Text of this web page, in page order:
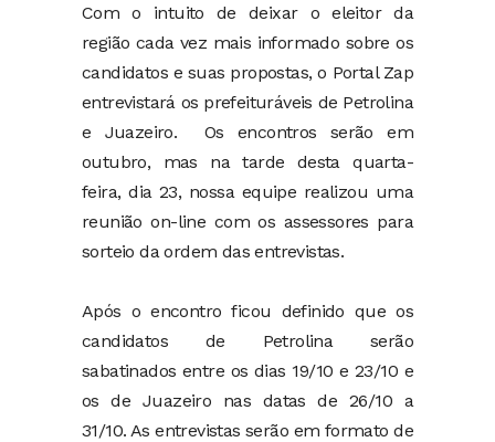
Com o intuito de deixar o eleitor da
região cada vez mais informado sobre os
candidatos e suas propostas, o Portal Zap
entrevistará os prefeituráveis de Petrolina
e Juazeiro. Os encontros serão em
outubro, mas na tarde desta quarta-
feira, dia 23, nossa equipe realizou uma
reunião on-line com os assessores para
sorteio da ordem das entrevistas.
Após o encontro ficou definido que os
candidatos de Petrolina serão
sabatinados entre os dias 19/10 e 23/10 e
os de Juazeiro nas datas de 26/10 a
31/10. As entrevistas serão em formato de